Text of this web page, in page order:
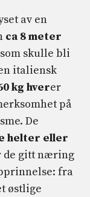
av en
ca 8 meter
skulle bli
italiensk
kg hverer
på
De
helter eller
de gitt næring
fra
østlige